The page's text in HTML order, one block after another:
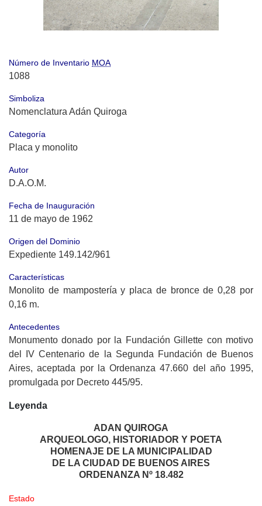
Número de Inventario MOA
1088
Simboliza
Nomenclatura Adán Quiroga
Categoría
Placa y monolito
Autor
D.A.O.M.
Fecha de Inauguración
11 de mayo de 1962
Origen del Dominio
Expediente 149.142/961
Características
Monolito de mampostería y placa de bronce de 0,28 por
0,16 m.
Antecedentes
Monumento donado por la Fundación Gillette con motivo
del IV Centenario de la Segunda Fundación de Buenos
Aires, aceptada por la Ordenanza 47.660 del año 1995,
promulgada por Decreto 445/95.
Leyenda
ADAN QUIROGA
ARQUEOLOGO, HISTORIADOR Y POETA
HOMENAJE DE LA MUNICIPALIDAD
DE LA CIUDAD DE BUENOS AIRES
ORDENANZA Nº 18.482
Estado